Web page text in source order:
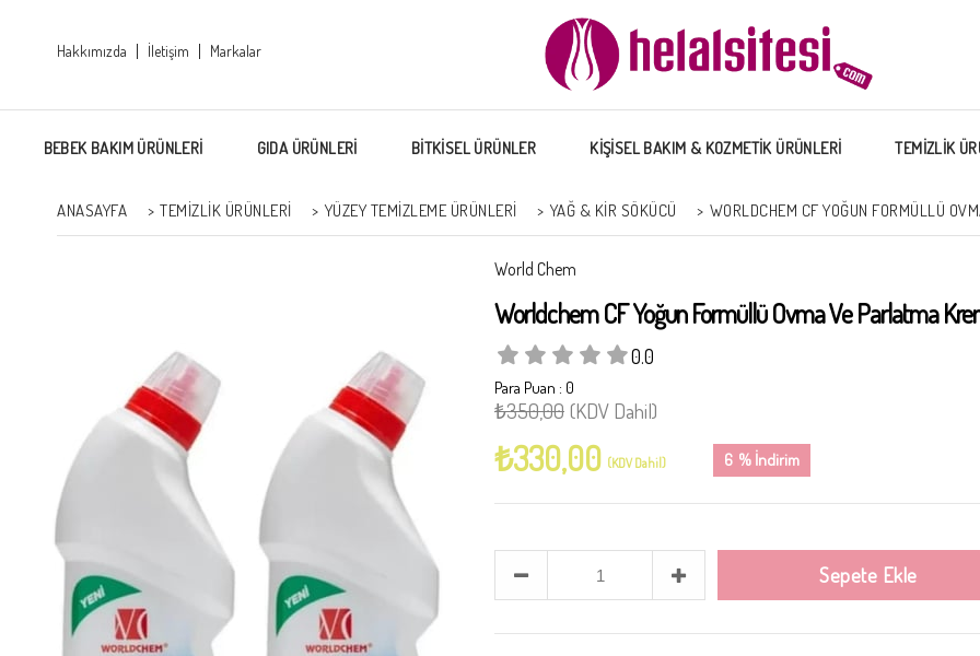
Hakkımızda İletişim Markalar
BEBEK BAKIM ÜRÜNLERİ GIDA ÜRÜNLERİ BİTKİSEL ÜRÜNLER KİŞİSEL BAKIM & KOZMETİK ÜRÜNLERİ TEMİZLİK
ANASAYFA > TEMİZLİK ÜRÜNLERİ > YÜZEY TEMIZLEME ÜRÜNLERI > YAĞ & KIR SÖKÜCÜ > WORLDCHEM CF YOĞUN FORMÜLLÜ
World Chem
Worldchem CF Yoğun Formüllü Ovma Ve Parlatma
0.0
Para Puan : 0
%
6 İndirim
₺350,00 (KDV Dahil)
₺330,00 (KDV Dahil)